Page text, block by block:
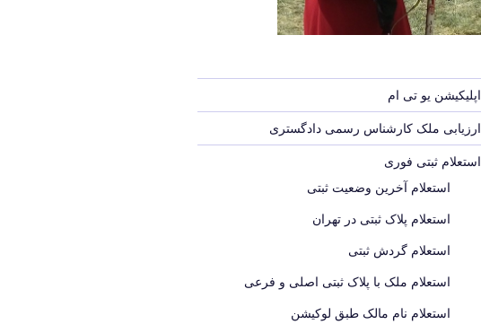
اپلیکیشن یو تی ام
ارزیابی ملک کارشناس رسمی دادگستری
استعلام ثبتی فوری
استعلام آخرین وضعیت ثبتی
استعلام پلاک ثبتی در تهران
استعلام گردش ثبتی
استعلام ملک با پلاک ثبتی اصلی و فرعی
استعلام نام مالک طبق لوکیشن